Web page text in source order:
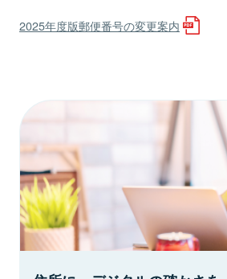
2025年度版郵便番号の変更案内